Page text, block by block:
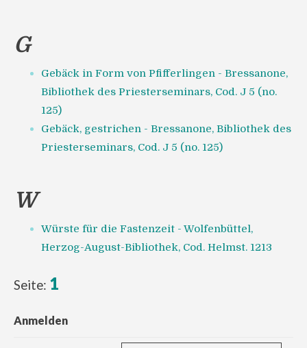
G
Gebäck in Form von Pfifferlingen - Bressanone,
Bibliothek des Priesterseminars, Cod. J 5 (no.
125)
Gebäck, gestrichen - Bressanone, Bibliothek des
Priesterseminars, Cod. J 5 (no. 125)
W
Würste für die Fastenzeit - Wolfenbüttel,
Herzog-August-Bibliothek, Cod. Helmst. 1213
Seite: 1
Anmelden